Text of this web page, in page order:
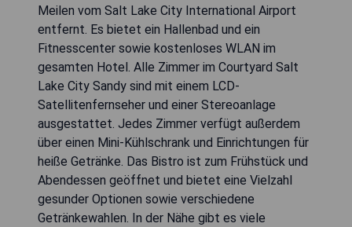
Meilen vom Salt Lake City International Airport
entfernt. Es bietet ein Hallenbad und ein
Fitnesscenter sowie kostenloses WLAN im
gesamten Hotel. Alle Zimmer im Courtyard Salt
Lake City Sandy sind mit einem LCD-
Satellitenfernseher und einer Stereoanlage
ausgestattet. Jedes Zimmer verfügt außerdem
über einen Mini-Kühlschrank und Einrichtungen für
heiße Getränke. Das Bistro ist zum Frühstück und
Abendessen geöffnet und bietet eine Vielzahl
gesunder Optionen sowie verschiedene
Getränkewahlen. In der Nähe gibt es viele